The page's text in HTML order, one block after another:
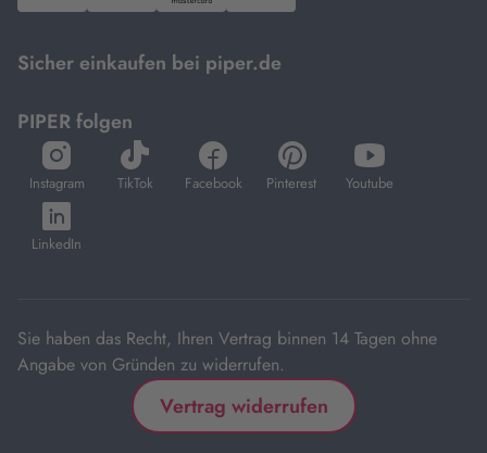
Sicher einkaufen bei piper.de
PIPER folgen
Instagram
öffnet
in
neuem
Tab
TikTok
öffnet
in
Facebook
öffnet
in
Pinterest
öffnet
in
Youtube
öffnet
in
LinkedIn
öffnet
in
Sie haben das Recht, Ihren Vertrag binnen 14 Tagen ohne
Angabe von Gründen zu widerrufen.
Vertrag widerrufen